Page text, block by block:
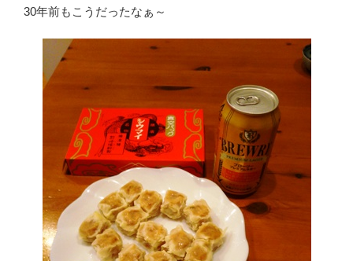
30年前もこうだったなぁ～